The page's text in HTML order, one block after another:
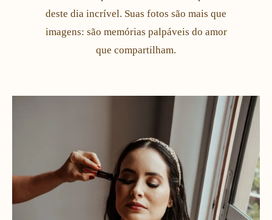
deste dia incrível. Suas fotos são mais que
imagens: são memórias palpáveis do amor
que compartilham.